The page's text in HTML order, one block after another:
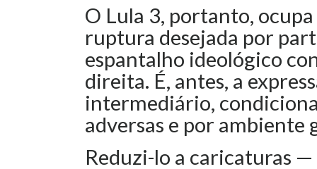
O Lula 3, portanto,
ruptura desejada por
espantalho ideológico
direita. É, antes, a
intermediário,
adversas e por ambiente
Reduzi-lo a caricaturas —